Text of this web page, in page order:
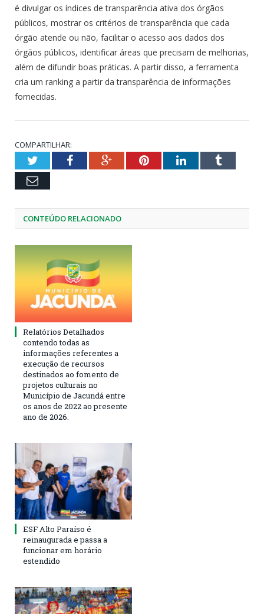
é divulgar os índices de transparência ativa dos órgãos
públicos, mostrar os critérios de transparência que cada
órgão atende ou não, facilitar o acesso aos dados dos
órgãos públicos, identificar áreas que precisam de melhorias,
além de difundir boas práticas. A partir disso, a ferramenta
cria um ranking a partir da transparência de informações
fornecidas.
COMPARTILHAR:
TwitterFacebookGoogle+PinterestLinkedInTumblr
Email
CONTEÚDO RELACIONADO
Relatórios Detalhados
contendo todas as
informações referentes a
execução de recursos
destinados ao fomento de
projetos culturais no
Município de Jacundá entre
os anos de 2022 ao presente
ano de 2026.
ESF Alto Paraíso é
reinaugurada e passa a
funcionar em horário
estendido